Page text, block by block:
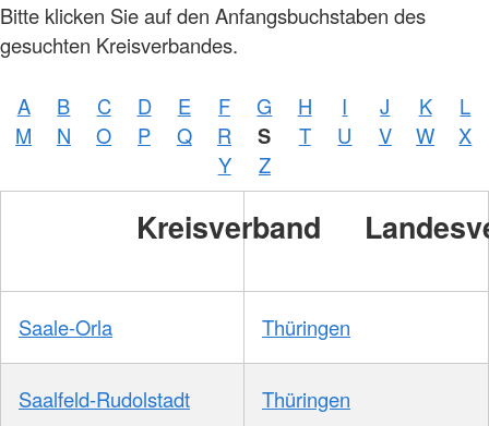
Bitte klicken Sie auf den Anfangsbuchstaben des
gesuchten Kreisverbandes.
A B C D E F G H I J K
L
M
N O P Q R S T U V W
X
Y
Z
Kreisverband
Saale-Orla Thüringen
Saalfeld-Rudolstadt Thüringen